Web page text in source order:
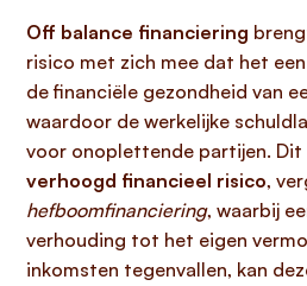
Off balance financiering
risico met zich mee dat het
de financiële gezondheid van
waardoor de werkelijke
voor onoplettende partijen. Dit
verhoogd financieel risico,
hefboomfinanciering, waarbij
verhouding tot het eigen
inkomsten tegenvallen, kan